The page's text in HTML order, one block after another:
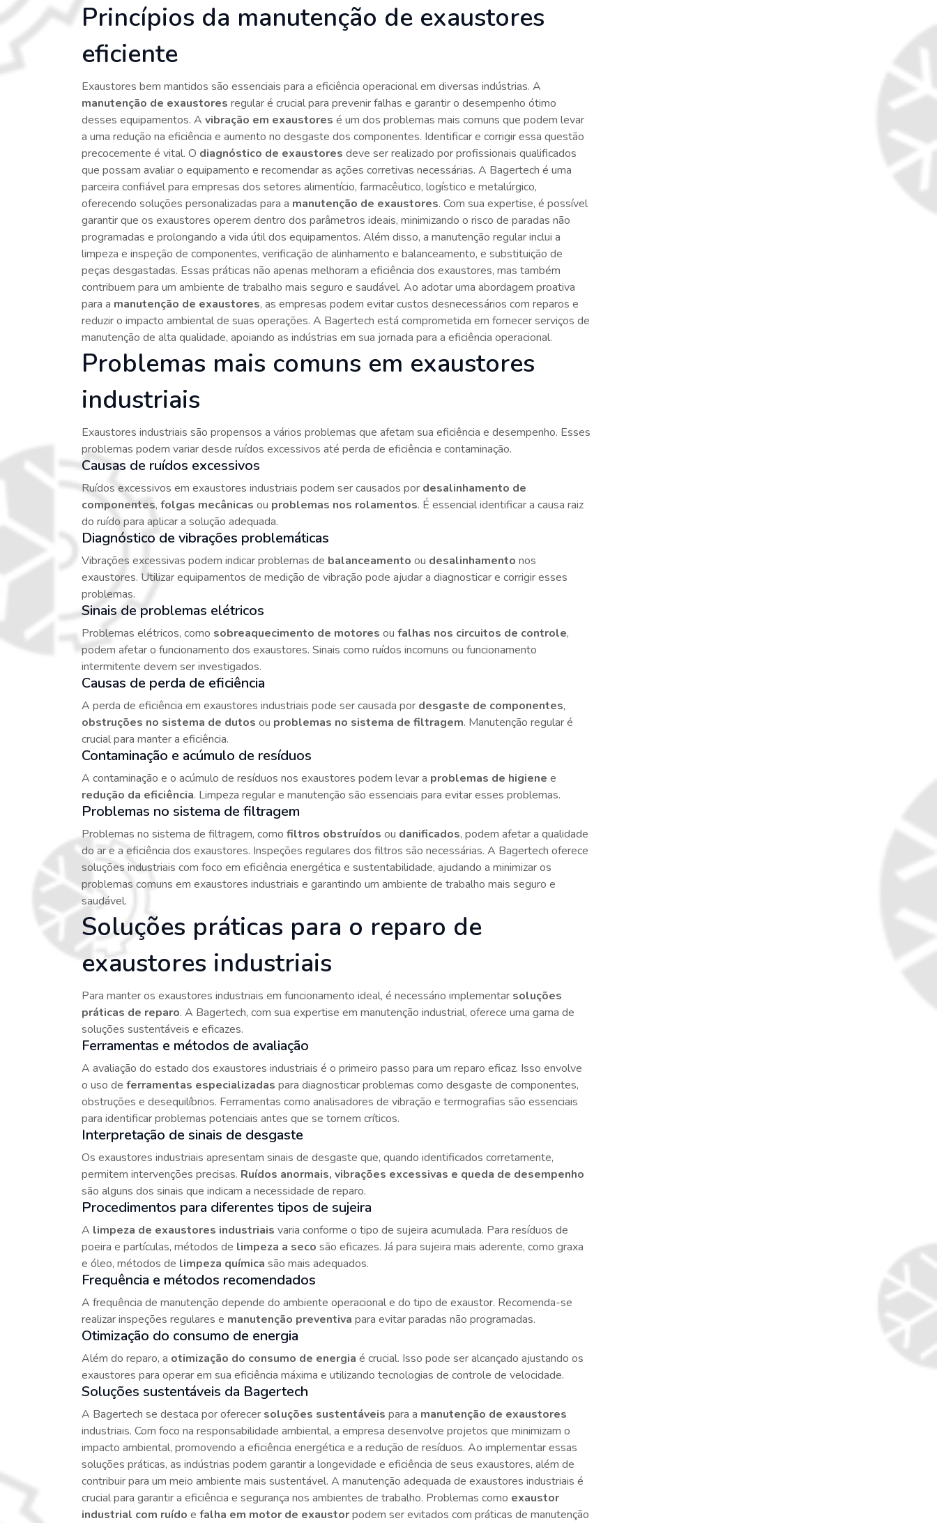
Princípios da manutenção de exaustores
eficiente
Exaustores bem mantidos são essenciais para a eficiência operacional em diversas indústrias. A
manutenção de exaustores regular é crucial para prevenir falhas e garantir o desempenho ótimo
desses equipamentos. A vibração em exaustores é um dos problemas mais comuns que podem levar
a uma redução na eficiência e aumento no desgaste dos componentes. Identificar e corrigir essa questão
precocemente é vital. O diagnóstico de exaustores deve ser realizado por profissionais qualificados
que possam avaliar o equipamento e recomendar as ações corretivas necessárias. A Bagertech é uma
parceira confiável para empresas dos setores alimentício, farmacêutico, logístico e metalúrgico,
oferecendo soluções personalizadas para a manutenção de exaustores. Com sua expertise, é possível
garantir que os exaustores operem dentro dos parâmetros ideais, minimizando o risco de paradas não
programadas e prolongando a vida útil dos equipamentos. Além disso, a manutenção regular inclui a
limpeza e inspeção de componentes, verificação de alinhamento e balanceamento, e substituição de
peças desgastadas. Essas práticas não apenas melhoram a eficiência dos exaustores, mas também
contribuem para um ambiente de trabalho mais seguro e saudável. Ao adotar uma abordagem proativa
para a manutenção de exaustores, as empresas podem evitar custos desnecessários com reparos e
reduzir o impacto ambiental de suas operações. A Bagertech está comprometida em fornecer serviços de
manutenção de alta qualidade, apoiando as indústrias em sua jornada para a eficiência operacional.
Problemas mais comuns em exaustores
industriais
Exaustores industriais são propensos a vários problemas que afetam sua eficiência e desempenho. Esses
problemas podem variar desde ruídos excessivos até perda de eficiência e contaminação.
Causas de ruídos excessivos
Ruídos excessivos em exaustores industriais podem ser causados por desalinhamento de
componentes, folgas mecânicas ou problemas nos rolamentos. É essencial identificar a causa raiz
do ruído para aplicar a solução adequada.
Diagnóstico de vibrações problemáticas
Vibrações excessivas podem indicar problemas de balanceamento ou desalinhamento nos
exaustores. Utilizar equipamentos de medição de vibração pode ajudar a diagnosticar e corrigir esses
problemas.
Sinais de problemas elétricos
Problemas elétricos, como sobreaquecimento de motores ou falhas nos circuitos de controle,
podem afetar o funcionamento dos exaustores. Sinais como ruídos incomuns ou funcionamento
intermitente devem ser investigados.
Causas de perda de eficiência
A perda de eficiência em exaustores industriais pode ser causada por desgaste de componentes,
obstruções no sistema de dutos ou problemas no sistema de filtragem. Manutenção regular é
crucial para manter a eficiência.
Contaminação e acúmulo de resíduos
A contaminação e o acúmulo de resíduos nos exaustores podem levar a problemas de higiene e
redução da eficiência. Limpeza regular e manutenção são essenciais para evitar esses problemas.
Problemas no sistema de filtragem
Problemas no sistema de filtragem, como filtros obstruídos ou danificados, podem afetar a qualidade
do ar e a eficiência dos exaustores. Inspeções regulares dos filtros são necessárias. A Bagertech oferece
soluções industriais com foco em eficiência energética e sustentabilidade, ajudando a minimizar os
problemas comuns em exaustores industriais e garantindo um ambiente de trabalho mais seguro e
saudável.
Soluções práticas para o reparo de
exaustores industriais
Para manter os exaustores industriais em funcionamento ideal, é necessário implementar soluções
práticas de reparo. A Bagertech, com sua expertise em manutenção industrial, oferece uma gama de
soluções sustentáveis e eficazes.
Ferramentas e métodos de avaliação
A avaliação do estado dos exaustores industriais é o primeiro passo para um reparo eficaz. Isso envolve
o uso de ferramentas especializadas para diagnosticar problemas como desgaste de componentes,
obstruções e desequilíbrios. Ferramentas como analisadores de vibração e termografias são essenciais
para identificar problemas potenciais antes que se tornem críticos.
Interpretação de sinais de desgaste
Os exaustores industriais apresentam sinais de desgaste que, quando identificados corretamente,
permitem intervenções precisas. Ruídos anormais, vibrações excessivas e queda de desempenho
são alguns dos sinais que indicam a necessidade de reparo.
Procedimentos para diferentes tipos de sujeira
A limpeza de exaustores industriais varia conforme o tipo de sujeira acumulada. Para resíduos de
poeira e partículas, métodos de limpeza a seco são eficazes. Já para sujeira mais aderente, como graxa
e óleo, métodos de limpeza química são mais adequados.
Frequência e métodos recomendados
A frequência de manutenção depende do ambiente operacional e do tipo de exaustor. Recomenda-se
realizar inspeções regulares e manutenção preventiva para evitar paradas não programadas.
Otimização do consumo de energia
Além do reparo, a otimização do consumo de energia é crucial. Isso pode ser alcançado ajustando os
exaustores para operar em sua eficiência máxima e utilizando tecnologias de controle de velocidade.
Soluções sustentáveis da Bagertech
A Bagertech se destaca por oferecer soluções sustentáveis para a manutenção de exaustores
industriais. Com foco na responsabilidade ambiental, a empresa desenvolve projetos que minimizam o
impacto ambiental, promovendo a eficiência energética e a redução de resíduos. Ao implementar essas
soluções práticas, as indústrias podem garantir a longevidade e eficiência de seus exaustores, além de
contribuir para um meio ambiente mais sustentável. A manutenção adequada de exaustores industriais é
crucial para garantir a eficiência e segurança nos ambientes de trabalho. Problemas como exaustor
industrial com ruído e falha em motor de exaustorpodem ser evitados com práticas de manutenção